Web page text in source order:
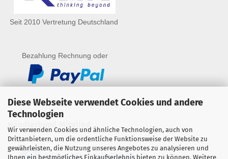
Diese Webseite verwendet Cookies und andere
Technologien
Wir verwenden Cookies und ähnliche Technologien, auch von
Drittanbietern, um die ordentliche Funktionsweise der Website zu
gewährleisten, die Nutzung unseres Angebotes zu analysieren und
Ihnen ein bestmögliches Einkaufserlebnis bieten zu können. Weitere
Seit 2010 Vertretung Deutschland
Bezahlung Rechnung oder
Händlerbund Mitglied